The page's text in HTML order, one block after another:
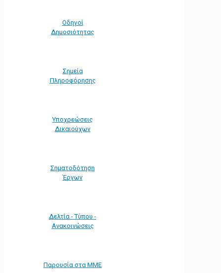
Οδηγοί
Δημοσιότητας
Σημεία
Πληροφόρησης
Υποχρεώσεις
Δικαιούχων
Σηματοδότηση
Έργων
Δελτία - Τύπου -
Ανακοινώσεις
Παρουσία στα ΜΜΕ